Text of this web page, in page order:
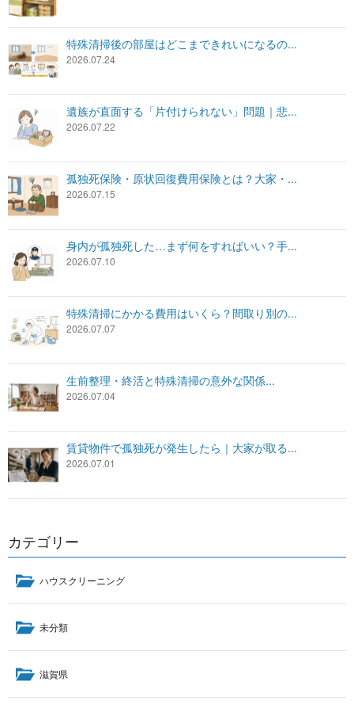
特殊清掃後の部屋はどこまできれいになるの...
2026.07.24
遺族が直面する「片付けられない」問題｜悲...
2026.07.22
孤独死保険・原状回復費用保険とは？大家・...
2026.07.15
身内が孤独死した…まず何をすればいい？手...
2026.07.10
特殊清掃にかかる費用はいくら？間取り別の...
2026.07.07
生前整理・終活と特殊清掃の意外な関係...
2026.07.04
賃貸物件で孤独死が発生したら｜大家が取る...
2026.07.01
カテゴリー
ハウスクリーニング
未分類
滋賀県